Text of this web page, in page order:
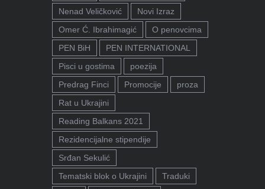
Nenad Veličković
Novi Izraz
Omer Ć. Ibrahimagić
O penovcima
PEN BiH
PEN INTERNATIONAL
Pisci u gostima
poezija
Predrag Finci
Promocije
proza
Rat u Ukrajini
Reading Balkans 2021
Rezidencijalne stipendije
Srđan Sekulić
Tematski blok o Ukrajini
Traduki